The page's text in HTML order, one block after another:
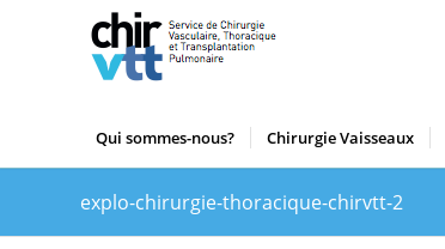
Qui sommes-nous? Chirurgie Vaisseaux
explo-chirurgie-thoracique-chirvtt-2